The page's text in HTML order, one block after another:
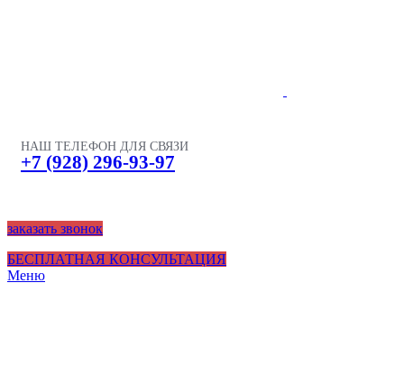
НАШ ТЕЛЕФОН ДЛЯ СВЯЗИ
+7 (928) 296-93-97
заказать звонок
БЕСПЛАТНАЯ КОНСУЛЬТАЦИЯ
Меню